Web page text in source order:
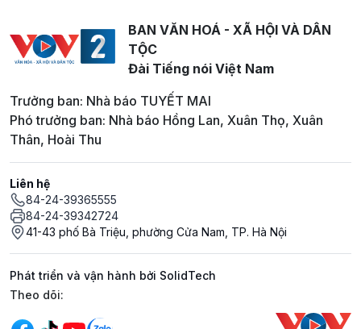
BAN VĂN HOÁ - XÃ HỘI VÀ DÂN
TỘC
Đài Tiếng nói Việt Nam
Trưởng ban: Nhà báo TUYẾT MAI
Phó trưởng ban: Nhà báo Hồng Lan, Xuân Thọ, Xuân
Thân, Hoài Thu
Liên hệ
84-24-39365555
84-24-39342724
41-43 phố Bà Triệu, phường Cửa Nam, TP. Hà Nội
Phát triển và vận hành bởi SolidTech
Mạng xã hội
Theo dõi: